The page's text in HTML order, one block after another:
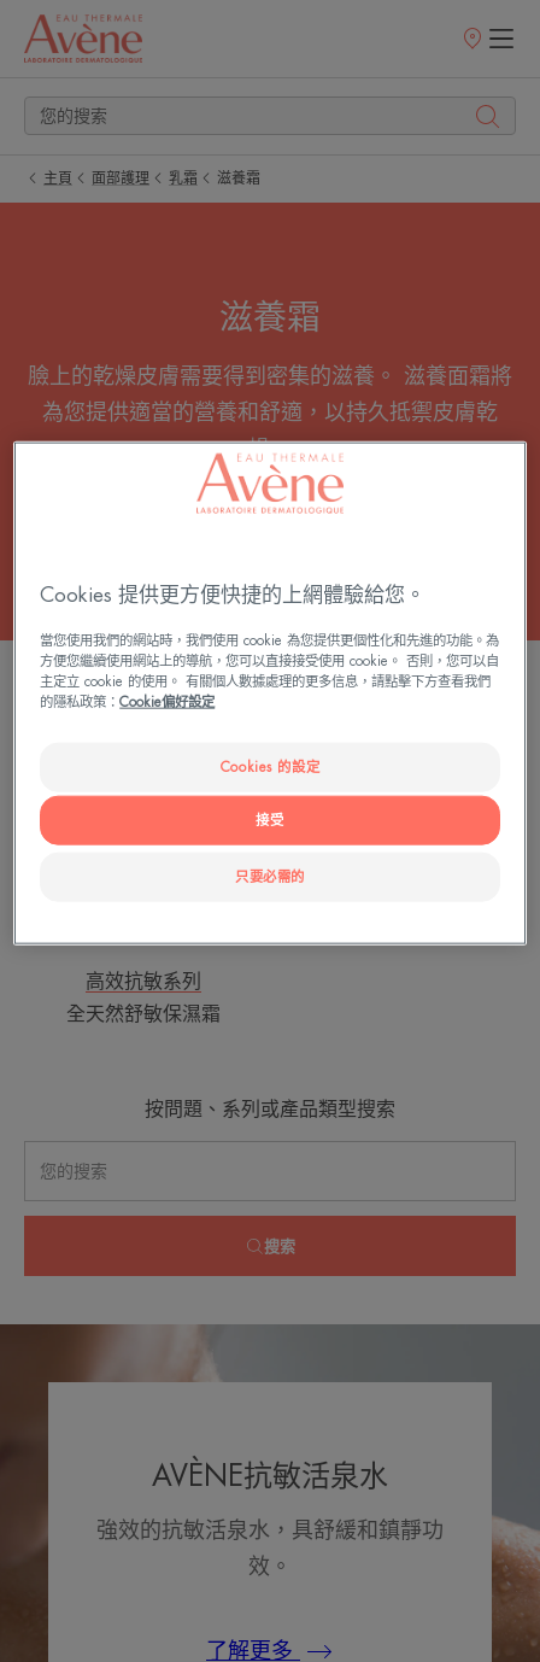
銷
主頁 面部護理 乳霜 滋養霜
滋養霜
臉上的乾燥皮膚需要得到密集的滋養。 滋養面霜將
為您提供適當的營養和舒適，以持久抵禦皮膚乾
燥。
所有 乳霜
1 結果 "滋養霜"
敏
高效抗敏系列
全天然舒敏保濕霜
按問題、系列或產品類型搜索
搜索
AVÈNE抗敏活泉水
強效的抗敏活泉水，具舒緩和鎮靜功
效。
了解更多
Cookies 提供更方便快捷的上網體驗給您。
當您使用我們的網站時，我們使用 cookie 為您提供更個性化和先進的功能。為
方便您繼續使用網站上的導航，您可以直接接受使用 cookie。 否則，您可以自
主定立 cookie 的使用。 有關個人數據處理的更多信息，請點擊下方查看我們
的隱私政策：Cookie偏好設定
Cookies 的設定
只要必需的
接受